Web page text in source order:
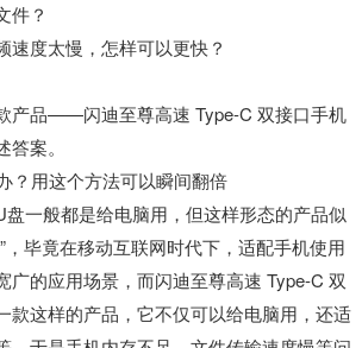
件？
速度太慢，怎样可以更快？
产品——闪迪至尊高速 Type-C 双接口手机
案。
一般都是给电脑用，但这样形态的产品似
，毕竟在移动互联网时代下，适配手机使用
广的应用场景，而闪迪至尊高速 Type-C 双
款这样的产品，它不仅可以给电脑用，还适